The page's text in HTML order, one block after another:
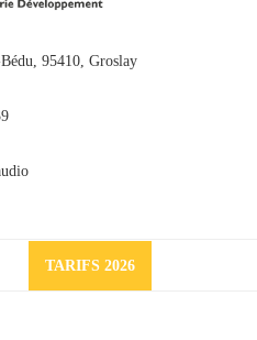
95410, Groslay
TARIFS 2026Request
a